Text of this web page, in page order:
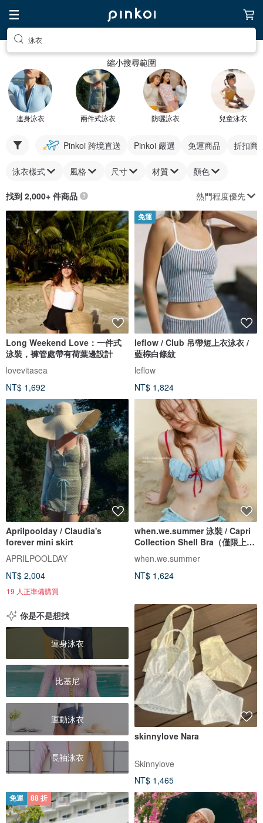
泳衣
縮小搜尋範圍
連身泳衣 兩件式泳衣 防曬泳衣 兒童泳衣
Pinkoi 跨境直送 Pinkoi 嚴選 免運商品 折扣商
泳衣樣式 風格 尺寸 材質 顏色
找到 2,000+ 件商品 熱門程度優先
Long Weekend Love：一件式
泳裝，褲管處帶有荷葉邊設計
lovevitasea
NT$ 1,692
免運
leflow / Club 吊帶短上衣泳衣 /
藍棕白條紋
leflow
NT$ 1,824
Aprilpoolday / Claudia's
forever mini skirt
APRILPOOLDAY
NT$ 2,004
19 人正準備購買
when.we.summer 泳裝 / Capri
Collection Shell Bra（僅限上
衣）
when.we.summer
NT$ 1,624
你是不是想找
連身泳衣
比基尼
運動泳衣
長袖泳衣
skinnylove Nara
Skinnylove
NT$ 1,465
免運 88 折